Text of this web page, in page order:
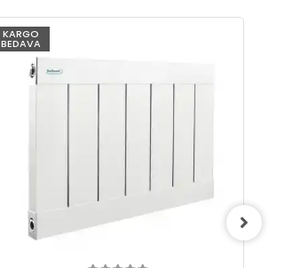
KARGO
BEDAVA